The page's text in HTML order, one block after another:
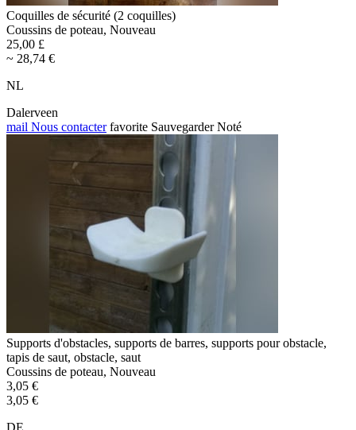
Coquilles de sécurité (2 coquilles)
Coussins de poteau, Nouveau
25,00 £
~ 28,74 €
NL
Dalerveen
mail Nous contacter favorite Sauvegarder Noté
Supports d'obstacles, supports de barres, supports pour obstacle,
tapis de saut, obstacle, saut
Coussins de poteau, Nouveau
3,05 €
3,05 €
DE